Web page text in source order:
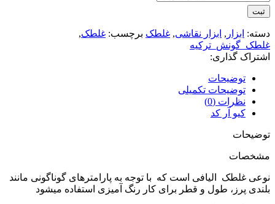
ثبت
دسته: ابزار , ابزار نقاشی, غلطک برچسب: غلطک,
غلطک_گونش_ترکیه
اشتراک گذاری:
توضیحات
توضیحات تکمیلی
نظرات (0)
کیو آر کد
توضیحات
مشخصات
نوعی غلطک الیافی است که با توجه به پارامترهای گوناگونی مانند
بلندی پرز، طول و قطر برای کار رنگ آمیزی استفاده میشود